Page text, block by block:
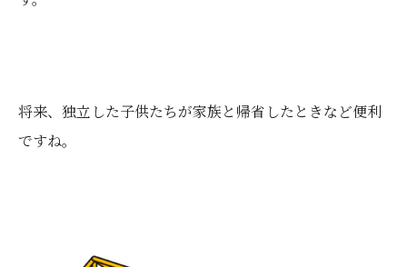
将来、独立した子供たちが家族と帰省したときなど便利
ですね。